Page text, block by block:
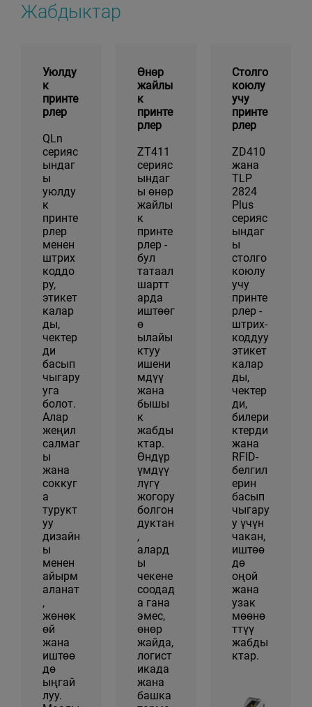
Жабдыктар
Уюлду
к
принте
рлер
QLn
серияс
ындаг
ы
уюлду
к
принте
рлер
менен
штрих
коддо
ру,
этикет
калар
ды,
чектер
ди
басып
чыгару
уга
болот.
Алар
жеңил
салмаг
ы
жана
соккуг
а
турукт
уу
дизайн
ы
менен
айырм
аланат
,
жөнөк
өй
жана
иштөө
дө
ыңгай
луу.
Өнөр
жайлы
к
принте
рлер
ZT411
серияс
ындаг
ы өнөр
жайлы
к
принте
рлер -
бул
татаал
шартт
арда
иштөөг
ө
ылайы
ктуу
ишени
мдүү
жана
бышы
к
жабды
ктар.
Өндүр
үмдүү
лүгү
жогору
болгон
дуктан
,
алард
ы
чекене
соодад
а гана
эмес,
өнөр
жайда,
логист
икада
жана
башка
Столго
коюлу
учу
принте
рлер
ZD410
жана
TLP
2824
Plus
серияс
ындаг
ы
столго
коюлу
учу
принте
рлер -
штрих-
коддуу
этикет
калар
ды,
чектер
ди,
билери
ктерди
жана
RFID-
белгил
ерин
басып
чыгару
у үчүн
чакан,
иштөө
дө
оңой
жана
узак
мөөнө
ттүү
жабды
ктар.